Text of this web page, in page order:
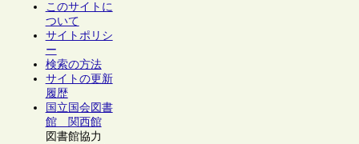
このサイトに
ついて
サイトポリシ
ー
検索の方法
サイトの更新
履歴
国立国会図書
館 関西館
図書館協力